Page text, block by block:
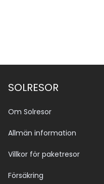
SOLRESOR
Om Solresor
Allmän information
Villkor för paketresor
Försäkring